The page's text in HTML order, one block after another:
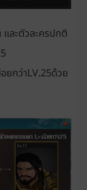
และตัวละครปกติ
ยกว่าLV.25ด้วย